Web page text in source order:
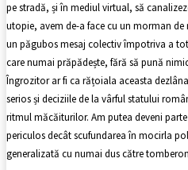
pe stradă, și în mediul virtual, să
utopie, avem de-a face cu un morman de
un păgubos mesaj colectiv împotriva a
care numai prăpădește, fără să pună
Îngrozitor ar fi ca rățoiala aceasta
serios și deciziile de la vârful statului
ritmul măcăiturilor. Am putea deveni
periculos decât scufundarea în mocirla
generalizată cu numai dus către